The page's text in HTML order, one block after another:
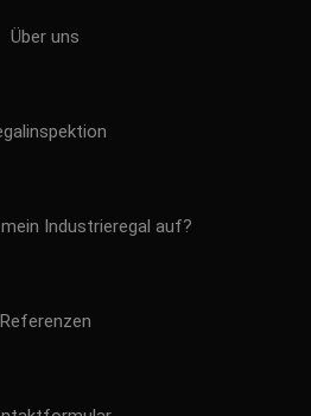
Über uns
Industrieregal auf?
Referenzen